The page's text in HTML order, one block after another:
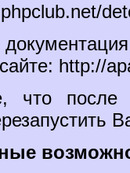
http://
что